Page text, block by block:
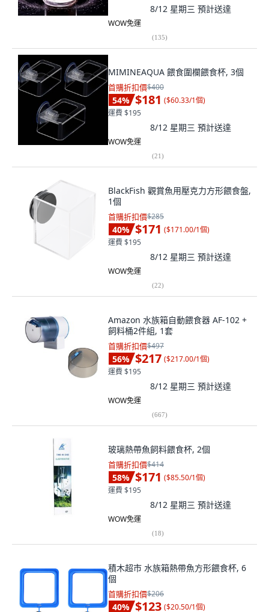
8/12 星期三 預計送達
WOW免運
(135)
MIMINEAQUA 餵食圍欄餵食杯, 3個
首購折扣價$400
54% $181 ($60.33/1個)
運費 $195
8/12 星期三 預計送達
WOW免運
(21)
BlackFish 觀賞魚用壓克力方形餵食盤,
1個
首購折扣價$285
40% $171 ($171.00/1個)
運費 $195
8/12 星期三 預計送達
WOW免運
(22)
Amazon 水族箱自動餵食器 AF-102 +
飼料桶2件組, 1套
首購折扣價$497
56% $217 ($217.00/1個)
運費 $195
8/12 星期三 預計送達
WOW免運
(667)
玻璃熱帶魚飼料餵食杯, 2個
首購折扣價$414
58% $171 ($85.50/1個)
運費 $195
8/12 星期三 預計送達
WOW免運
(18)
積木超市 水族箱熱帶魚方形餵食杯, 6
個
首購折扣價$206
40% $123 ($20.50/1個)